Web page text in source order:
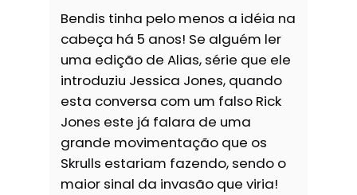
Bendis tinha pelo menos a idéia na
cabeça há 5 anos! Se alguém ler
uma edição de Alias, série que ele
introduziu Jessica Jones, quando
esta conversa com um falso Rick
Jones este já falara de uma
grande movimentação que os
Skrulls estariam fazendo, sendo o
maior sinal da invasão que viria!